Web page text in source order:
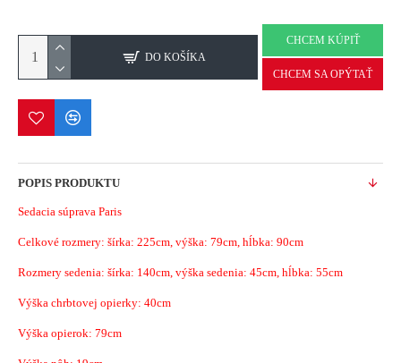
DO KOŠÍKA
CHCEM KÚPIŤ
CHCEM SA OPÝTAŤ
POPIS PRODUKTU
Sedacia súprava Paris
Celkové rozmery: šírka: 225cm, výška: 79cm, hĺbka: 90cm
Rozmery sedenia: šírka: 140cm, výška sedenia: 45cm, hĺbka: 55cm
Výška chrbtovej opierky: 40cm
Výška opierok: 79cm